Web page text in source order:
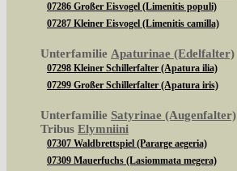
07286 Großer Eisvogel (Limenitis populi)
07287 Kleiner Eisvogel (Limenitis camilla)
Unterfamilie Apaturinae (Edelfalter)
07298 Kleiner Schillerfalter (Apatura ilia)
07299 Großer Schillerfalter (Apatura iris)
Unterfamilie Satyrinae (Augenfalter)
Tribus Elymniini
07307 Waldbrettspiel (Pararge aegeria)
07309 Mauerfuchs (Lasiommata megera)